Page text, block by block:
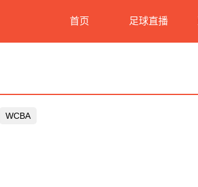
首页 足球直播
WCBA